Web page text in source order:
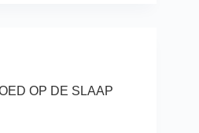
OP DE SLAAP